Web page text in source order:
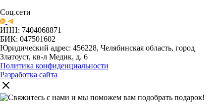
Соц.сети
ИНН: 7404068871
БИК: 047501602
Юридический адрес: 456228, Челябинская область, город
Златоуст, кв-л Медик, д. 6
Политика конфиденциальности
Разработка сайта